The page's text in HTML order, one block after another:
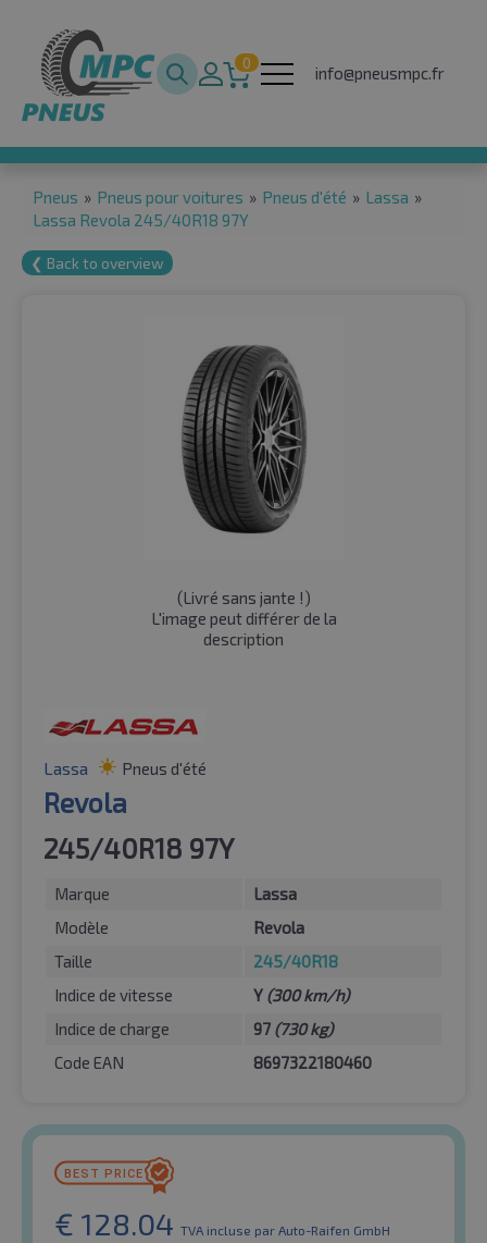
0
info@pneusmpc.fr
Pneus » Pneus pour voitures » Pneus d'été » Lassa »
Lassa Revola 245/40R18 97Y
❮ Back to overview
(Livré sans jante !)
L'image peut différer de la
description
Lassa Pneus d'été
Revola
245/40R18 97Y
Marque
Lassa
Modèle
Revola
Taille
245/40R18
Indice de vitesse
Y (300 km/h)
Indice de charge
97 (730 kg)
Code EAN
8697322180460
€ 128.04 TVA incluse par Auto-Raifen GmbH